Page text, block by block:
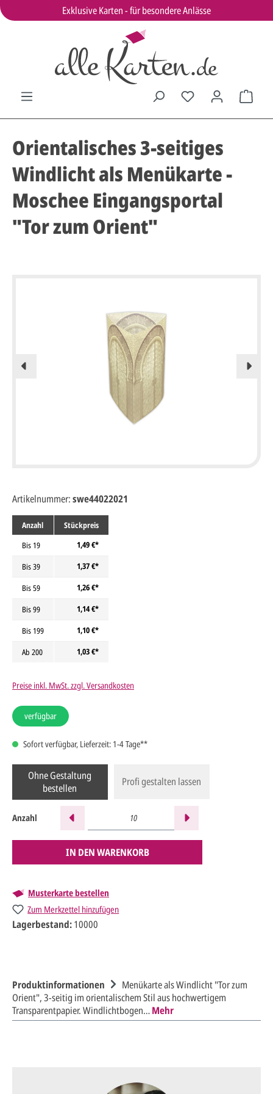
Exklusive Karten - für besondere Anlässe
Orientalisches 3-seitiges
Windlicht als Menükarte -
Moschee Eingangsportal
"Tor zum Orient"
Anzahl
Stückpreis
Bis 19
1,49 €*
Bis39
1,37 €*
Bis59
1,26 €*
Bis99
1,14 €*
Bis 199
1,10 €*
Ab 200 1,03 €*
Preise inkl. MwSt. zzgl. Versandkosten
verfügbar
Sofort verfügbar, Lieferzeit: 1-4 Tage**
Ohne Gestaltung
bestellen
Profi gestalten lassen
Anzahl
IN DEN WARENKORB
Musterkarte bestellen
Zum Merkzettel hinzufügen
Artikelnummer:swe44022021
Lagerbestand:10000
Produktinformationen
Menükarte als Windlicht "Tor zum
Orient", 3-seitig im orientalischem Stil aus hochwertigem
Transparentpapier. Windlichtbogen…Mehr